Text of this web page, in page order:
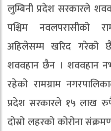
लुम्बिनी प्रदेश सरकारले
पश्चिम नवलपरासीको
अहिलेसम्म खरिद गरेको
शववहान छैन । शववहान
रहेको रामग्राम
प्रदेश सरकारले १५ लाख
दोस्रो लहरको कोरोना